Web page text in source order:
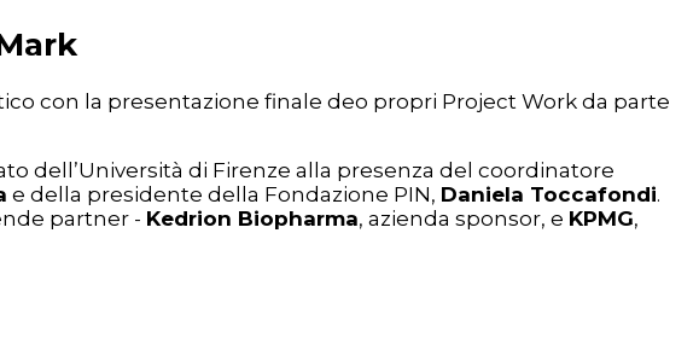
con la presentazione finale deo propri Project Work da parte
dell’Università di Firenze alla presenza del coordinatore
e della presidente della Fondazione PIN, Daniela Toccafondi.
partner - Kedrion Biopharma, azienda sponsor, e KPMG,